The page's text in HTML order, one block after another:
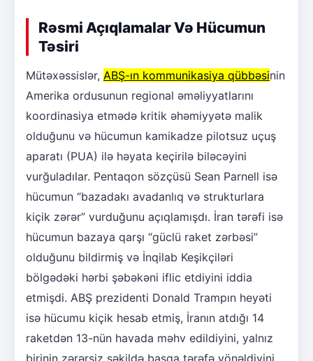
Rəsmi Açıqlamalar Və Hücumun
Təsiri
Mütəxəssislər, ABŞ-ın kommunikasiya qübbəsinin
Amerika ordusunun regional əməliyyatlarını
koordinasiya etmədə kritik əhəmiyyətə malik
olduğunu və hücumun kamikadze pilotsuz uçuş
aparatı (PUA) ilə həyata keçirilə biləcəyini
vurğuladılar. Pentaqon sözçüsü Sean Parnell isə
hücumun “bazadakı avadanlıq və strukturlara
kiçik zərər” vurduğunu açıqlamışdı. İran tərəfi isə
hücumun bazaya qarşı “güclü raket zərbəsi”
olduğunu bildirmiş və İnqilab Keşikçiləri
bölgədəki hərbi şəbəkəni iflic etdiyini iddia
etmişdi. ABŞ prezidenti Donald Trampın heyəti
isə hücumu kiçik hesab etmiş, İranın atdığı 14
raketdən 13-nün havada məhv edildiyini, yalnız
birinin zərərsiz şəkildə başqa tərəfə yönəldiyini